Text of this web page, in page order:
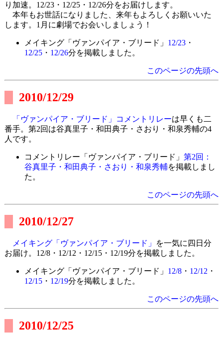
り加速。12/23・12/25・12/26分をお届けします。
本年もお世話になりました、来年もよろしくお願いいた
します。1月に劇場でお会いしましょう！
メイキング「ヴァンパイア・ブリード」 12/23・
12/25・ 12/26分を掲載しました。
このページの先頭へ
2010/12/29
「ヴァンパイア・ブリード」コメントリレーは早くも二
番手。第2回は谷真里子・和田典子・さおり・和泉秀輔の4
人です。
コメントリレー「ヴァンパイア・ブリード」 第2回：
谷真里子・和田典子・さおり・和泉秀輔を掲載しまし
た。
このページの先頭へ
2010/12/27
メイキング「ヴァンパイア・ブリード」
を一気に四日分
お届け。12/8・12/12・12/15・12/19分を掲載しました。
メイキング「ヴァンパイア・ブリード」 12/8・ 12/12 ・
12/15・ 12/19分を掲載しました。
このページの先頭へ
2010/12/25